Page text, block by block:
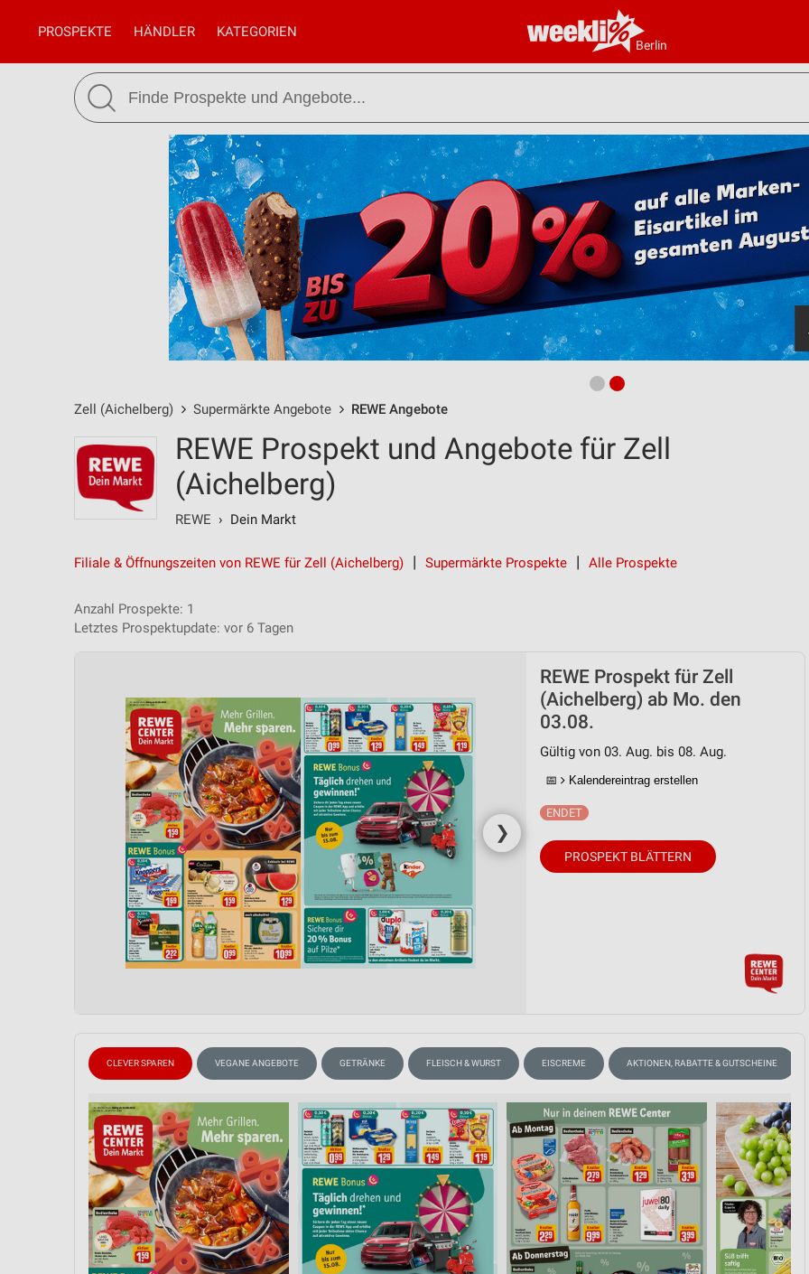
Berlin
PROSPEKTE HÄNDLER KATEGORIEN
Zell (Aichelberg) Supermärkte Angebote REWE Angebote
REWE Prospekt und Angebote für Zell
(Aichelberg)
REWE › Dein Markt
Filiale & Öffnungszeiten von REWE für Zell (Aichelberg) Supermärkte Prospekte Alle Prospekte
Anzahl Prospekte: 1
Letztes Prospektupdate: vor 6 Tagen
❯
REWE Prospekt für Zell
(Aichelberg) ab Mo. den
03.08.
Gültig von 03. Aug. bis 08. Aug.
📅 Kalendereintrag erstellen
PROSPEKT BLÄTTERN
CLEVER SPAREN VEGANE ANGEBOTE GETRÄNKE FLEISCH & WURST EISCREME AKTIONEN, RABATTE & GUTSCHEINE